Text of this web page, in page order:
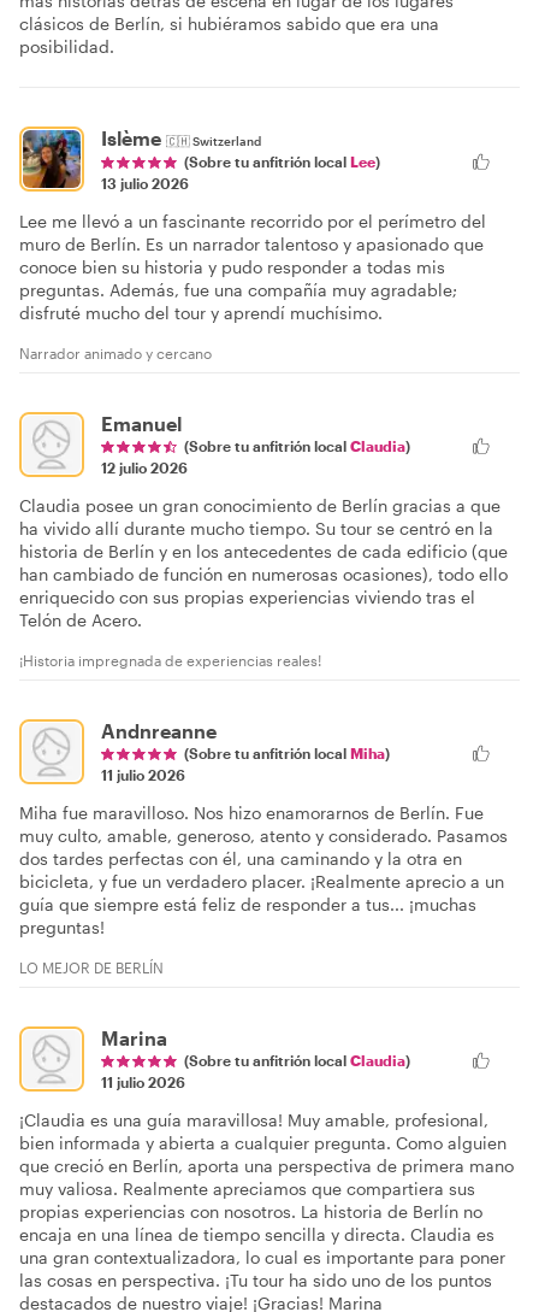
clásicos de Berlín, si hubiéramos sabido que era una
posibilidad.
Islème 🇨🇭Switzerland
(Sobre tu anfitrión local Lee)
13 julio 2026
Lee me llevó a un fascinante recorrido por el perímetro del
muro de Berlín. Es un narrador talentoso y apasionado que
conoce bien su historia y pudo responder a todas mis
preguntas. Además, fue una compañía muy agradable;
disfruté mucho del tour y aprendí muchísimo.
Narrador animado y cercano
Emanuel
(Sobre tu anfitrión local Claudia)
12 julio 2026
Claudia posee un gran conocimiento de Berlín gracias a que
ha vivido allí durante mucho tiempo. Su tour se centró en la
historia de Berlín y en los antecedentes de cada edificio (que
han cambiado de función en numerosas ocasiones), todo ello
enriquecido con sus propias experiencias viviendo tras el
Telón de Acero.
¡Historia impregnada de experiencias reales!
Andnreanne
(Sobre tu anfitrión local Miha)
11 julio 2026
Miha fue maravilloso. Nos hizo enamorarnos de Berlín. Fue
muy culto, amable, generoso, atento y considerado. Pasamos
dos tardes perfectas con él, una caminando y la otra en
bicicleta, y fue un verdadero placer. ¡Realmente aprecio a un
guía que siempre está feliz de responder a tus... ¡muchas
preguntas!
LO MEJOR DE BERLÍN
Marina
(Sobre tu anfitrión local Claudia)
11 julio 2026
¡Claudia es una guía maravillosa! Muy amable, profesional,
bien informada y abierta a cualquier pregunta. Como alguien
que creció en Berlín, aporta una perspectiva de primera mano
muy valiosa. Realmente apreciamos que compartiera sus
propias experiencias con nosotros. La historia de Berlín no
encaja en una línea de tiempo sencilla y directa. Claudia es
una gran contextualizadora, lo cual es importante para poner
las cosas en perspectiva. ¡Tu tour ha sido uno de los puntos
destacados de nuestro viaje! ¡Gracias! Marina